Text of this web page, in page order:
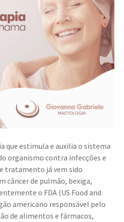
que estimula e auxilia o sistema
organismo contra infecções e
tratamento já vem sido
câncer de pulmão, bexiga,
o FDA (US Food and
americano responsável pelo
de alimentos e fármacos,